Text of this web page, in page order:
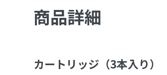
商品詳細
カートリッジ（3本入り）